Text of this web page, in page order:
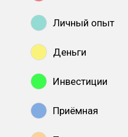
Личный опыт
Деньги
Инвестиции
Приёмная